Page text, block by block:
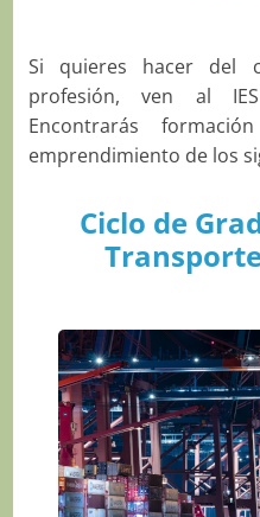
Si quieres hacer del
profesión, ven al
Encontrarás
emprendimiento de los
Ciclo de